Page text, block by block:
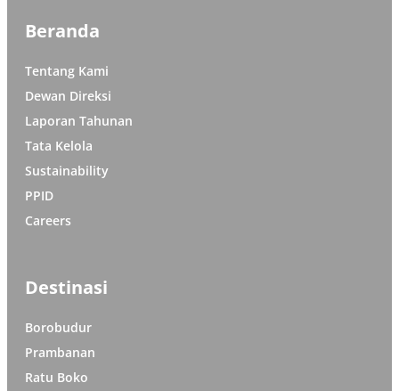
Beranda
Tentang Kami
Dewan Direksi
Laporan Tahunan
Tata Kelola
Sustainability
PPID
Careers
Destinasi
Borobudur
Prambanan
Ratu Boko